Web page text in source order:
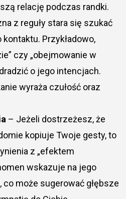
relację podczas randki.
z reguły stara się szukać
Przykładowo,
czy „obejmowanie w
o jego intencjach.
wyraża czułość oraz
– Jeżeli dostrzeżesz, że
kopiuje Twoje gesty, to
z „efektem
wskazuje na jego
co może sugerować głębsze